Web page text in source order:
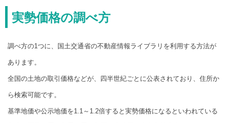
実勢価格の調べ方
調べ方の1つに、国土交通省の不動産情報ライブラリを利用する方法が
あります。
全国の土地の取引価格などが、四半世紀ごとに公表されており、住所か
ら検索可能です。
基準地価や公示地価を1.1～1.2倍すると実勢価格になるといわれている